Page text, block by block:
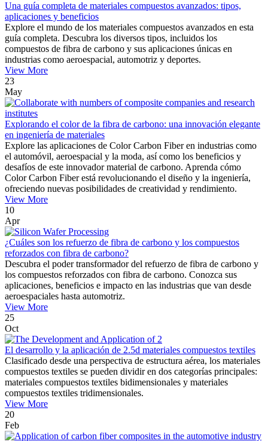
Una guía completa de materiales compuestos avanzados: tipos,
aplicaciones y beneficios
Explore el mundo de los materiales compuestos avanzados en esta
guía completa. Descubra los diversos tipos, incluidos los
compuestos de fibra de carbono y sus aplicaciones únicas en
industrias como aeroespacial, automotriz y deportes.
View More
23
May
Explorando el color de la fibra de carbono: una innovación elegante
en ingeniería de materiales
Explore las aplicaciones de Color Carbon Fiber en industrias como
el automóvil, aeroespacial y la moda, así como los beneficios y
desafíos de este innovador material de carbono. Aprenda cómo
Color Carbon Fiber está revolucionando el diseño y la ingeniería,
ofreciendo nuevas posibilidades de creatividad y rendimiento.
View More
10
Apr
¿Cuáles son los refuerzo de fibra de carbono y los compuestos
reforzados con fibra de carbono?
Descubra el poder transformador del refuerzo de fibra de carbono y
los compuestos reforzados con fibra de carbono. Conozca sus
aplicaciones, beneficios e impacto en las industrias que van desde
aeroespaciales hasta automotriz.
View More
25
Oct
El desarrollo y la aplicación de 2.5d materiales compuestos textiles
Clasificado desde una perspectiva de estructura aérea, los materiales
compuestos textiles se pueden dividir en dos categorías principales:
materiales compuestos textiles bidimensionales y materiales
compuestos textiles tridimensionales.
View More
20
Feb